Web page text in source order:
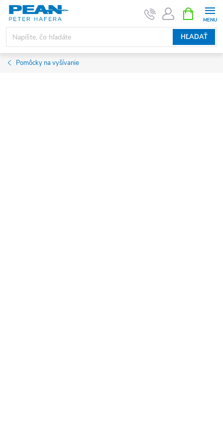
Prejsť
obsah
HĽADAŤ
KOŠÍK
Pomôcky na vyšívanie